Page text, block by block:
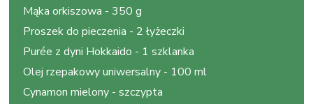
Mąka orkiszowa -350 g
Proszek do pieczenia - 2 łyżeczki
Purée z dyni Hokkaido - 1 szklanka
Olej rzepakowy uniwersalny - 100 ml
Cynamon mielony -szczypta